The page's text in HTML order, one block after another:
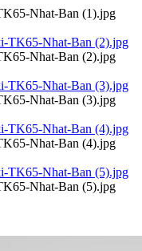
Nhat-Ban (1).jpg
Nhat-Ban (2).jpg
Nhat-Ban (3).jpg
Nhat-Ban (4).jpg
Nhat-Ban (5).jpg